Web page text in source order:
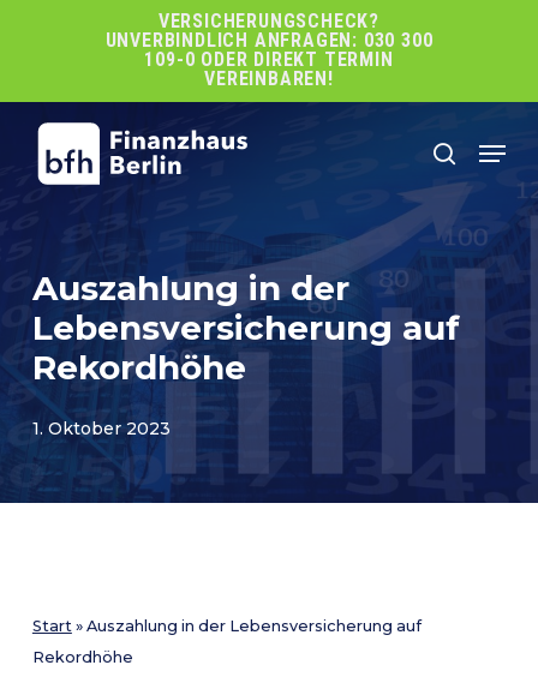
content
VERSICHERUNGSCHECK?
UNVERBINDLICH ANFRAGEN: 030 300
109-0 ODER DIREKT TERMIN
VEREINBAREN!
search
Auszahlung in der
Lebensversicherung auf
Rekordhöhe
1. Oktober 2023
Start» Auszahlung in der Lebensversicherung auf
Rekordhöhe